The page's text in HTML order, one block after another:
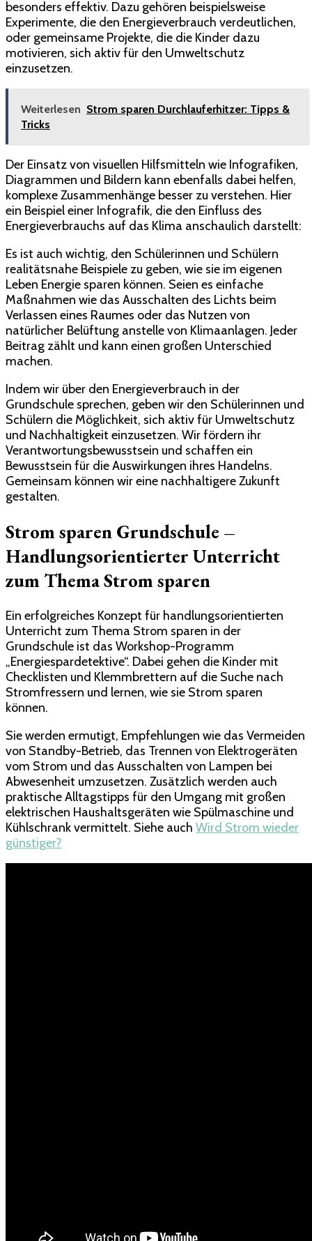
besonders effektiv. Dazu gehören beispielsweise
Experimente, die den Energieverbrauch verdeutlichen,
oder gemeinsame Projekte, die die Kinder dazu
motivieren, sich aktiv für den Umweltschutz
einzusetzen.
Weiterlesen Strom sparen Durchlauferhitzer: Tipps &
Tricks
Der Einsatz von visuellen Hilfsmitteln wie Infografiken,
Diagrammen und Bildern kann ebenfalls dabei helfen,
komplexe Zusammenhänge besser zu verstehen. Hier
ein Beispiel einer Infografik, die den Einfluss des
Energieverbrauchs auf das Klima anschaulich darstellt:
Es ist auch wichtig, den Schülerinnen und Schülern
realitätsnahe Beispiele zu geben, wie sie im eigenen
Leben Energie sparen können. Seien es einfache
Maßnahmen wie das Ausschalten des Lichts beim
Verlassen eines Raumes oder das Nutzen von
natürlicher Belüftung anstelle von Klimaanlagen. Jeder
Beitrag zählt und kann einen großen Unterschied
machen.
Indem wir über den Energieverbrauch in der
Grundschule sprechen, geben wir den Schülerinnen und
Schülern die Möglichkeit, sich aktiv für Umweltschutz
und Nachhaltigkeit einzusetzen. Wir fördern ihr
Verantwortungsbewusstsein und schaffen ein
Bewusstsein für die Auswirkungen ihres Handelns.
Gemeinsam können wir eine nachhaltigere Zukunft
gestalten.
Strom sparen Grundschule –
Handlungsorientierter Unterricht
zum Thema Strom sparen
Ein erfolgreiches Konzept für handlungsorientierten
Unterricht zum Thema Strom sparen in der
Grundschule ist das Workshop-Programm
„Energiespardetektive“. Dabei gehen die Kinder mit
Checklisten und Klemmbrettern auf die Suche nach
Stromfressern und lernen, wie sie Strom sparen
können.
Sie werden ermutigt, Empfehlungen wie das Vermeiden
von Standby-Betrieb, das Trennen von Elektrogeräten
vom Strom und das Ausschalten von Lampen bei
Abwesenheit umzusetzen. Zusätzlich werden auch
praktische Alltagstipps für den Umgang mit großen
elektrischen Haushaltsgeräten wie Spülmaschine und
Kühlschrank vermittelt. Siehe auch Wird Strom wieder
günstiger?